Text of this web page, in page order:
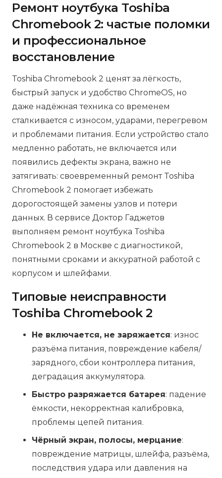
Ремонт ноутбука Toshiba
Chromebook 2: частые поломки
и профессиональное
восстановление
Toshiba Chromebook 2 ценят за лёгкость,
быстрый запуск и удобство ChromeOS, но
даже надёжная техника со временем
сталкивается с износом, ударами, перегревом
и проблемами питания. Если устройство стало
медленно работать, не включается или
появились дефекты экрана, важно не
затягивать: своевременный ремонт Toshiba
Chromebook 2 помогает избежать
дорогостоящей замены узлов и потери
данных. В сервисе Доктор Гаджетов
выполняем ремонт ноутбука Toshiba
Chromebook 2 в Москве с диагностикой,
понятными сроками и аккуратной работой с
корпусом и шлейфами.
Типовые неисправности
Toshiba Chromebook 2
Не включается, не заряжается: износ
разъёма питания, повреждение кабеля/
зарядного, сбои контроллера питания,
деградация аккумулятора.
Быстро разряжается батарея: падение
ёмкости, некорректная калибровка,
проблемы цепей питания.
Чёрный экран, полосы, мерцание:
повреждение матрицы, шлейфа, разъёма,
последствия удара или давления на